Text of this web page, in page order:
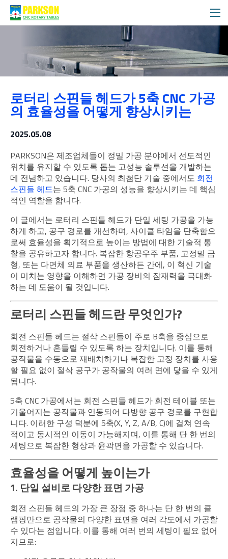
블로그
메디아
로터리 스핀들 헤드가 5축 CNC 가공
의 효율성을 어떻게 향상시키는
2025.05.08
PARKSON은 제조업체들이 정밀 가공 분야에서 선도적인
위치를 유지할 수 있도록 돕는 고성능 솔루션을 개발하는
데 전념하고 있습니다. 당사의 최첨단 기술 중에서도 회전
스핀들 헤드는 5축 CNC 가공의 성능을 향상시키는 데 핵심
적인 역할을 합니다.
이 글에서는 로터리 스핀들 헤드가 단일 세팅 가공을 가능
하게 하고, 공구 경로를 개선하며, 사이클 타임을 단축함으
로써 효율성을 획기적으로 높이는 방법에 대한 기술적 통
찰을 공유하고자 합니다. 복잡한 항공우주 부품, 고정밀 금
형, 또는 다면체 의료 부품을 생산하든 간에, 이 혁신 기술
이 미치는 영향을 이해하면 가공 장비의 잠재력을 극대화
하는 데 도움이 될 것입니다.
로터리 스핀들 헤드란 무엇인가?
회전 스핀들 헤드는 절삭 스핀들이 주로 B축을 중심으로
회전하거나 흔들릴 수 있도록 하는 장치입니다. 이를 통해
공작물을 수동으로 재배치하거나 복잡한 고정 장치를 사용
할 필요 없이 절삭 공구가 공작물의 여러 면에 닿을 수 있게
됩니다.
5축 CNC 가공에서는 회전 스핀들 헤드가 회전 테이블 또는
기울어지는 공작물과 연동되어 다방향 공구 경로를 구현합
니다. 이러한 구성 덕분에 5축(X, Y, Z, A/B, C)에 걸쳐 연속
적이고 동시적인 이동이 가능해지며, 이를 통해 단 한 번의
세팅으로 복잡한 형상과 윤곽면을 가공할 수 있습니다.
효율성을 어떻게 높이는가
1. 단일 설비로 다양한 표면 가공
회전 스핀들 헤드의 가장 큰 장점 중 하나는 단 한 번의 클
램핑만으로 공작물의 다양한 표면을 여러 각도에서 가공할
수 있다는 점입니다. 이를 통해 여러 번의 세팅이 필요 없어
지므로: